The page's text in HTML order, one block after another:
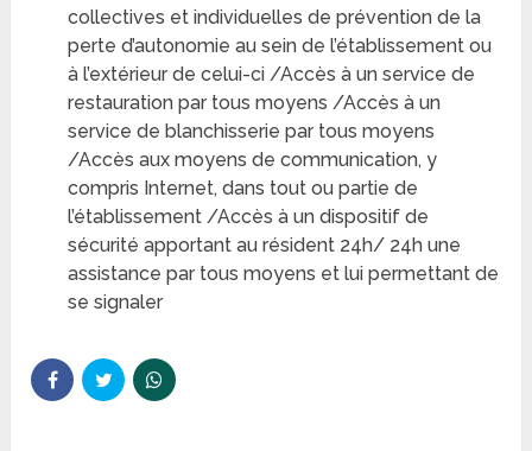
collectives et individuelles de prévention de la
perte d’autonomie au sein de l’établissement ou
à l’extérieur de celui-ci /Accès à un service de
restauration par tous moyens /Accès à un
service de blanchisserie par tous moyens
/Accès aux moyens de communication, y
compris Internet, dans tout ou partie de
l’établissement /Accès à un dispositif de
sécurité apportant au résident 24h/ 24h une
assistance par tous moyens et lui permettant de
se signaler